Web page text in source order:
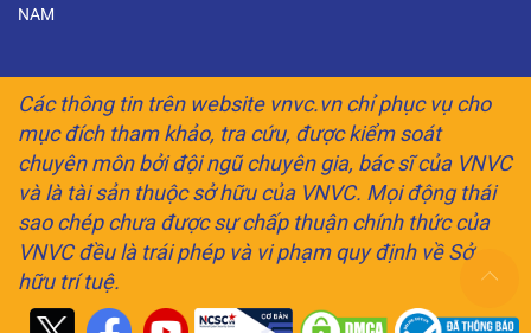
NAM
Các thông tin trên website vnvc.vn chỉ phục vụ cho
mục đích tham khảo, tra cứu, được kiểm soát
chuyên môn bởi đội ngũ chuyên gia, bác sĩ của VNVC
và là tài sản thuộc sở hữu của VNVC. Mọi động thái
sao chép chưa được sự chấp thuận chính thức của
VNVC đều là trái phép và vi phạm quy định về Sở
hữu trí tuệ.